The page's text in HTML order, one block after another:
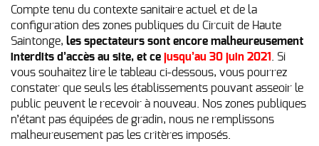
Compte tenu du contexte sanitaire actuel et de la
configuration des zones publiques du Circuit de Haute
Saintonge, les spectateurs sont encore malheureusement
interdits d’accès au site, et ce jusqu’au 30 juin 2021
. Si
vous souhaitez lire le tableau ci-dessous, vous pourrez
constater que seuls les établissements pouvant asseoir le
public peuvent le recevoir à nouveau. Nos zones publiques
n’étant pas équipées de gradin, nous ne remplissons
malheureusement pas les critères imposés.